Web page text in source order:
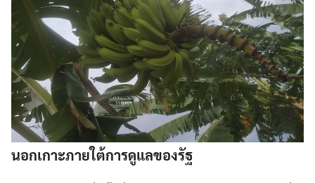
นอกเกาะภายใต้การดูแลของรัฐ